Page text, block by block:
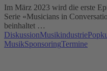
Im März 2023 wird die erste
Serie «Musicians in
beinhaltet …
DiskussionMusikindustrie
MusikSponsoringTermine